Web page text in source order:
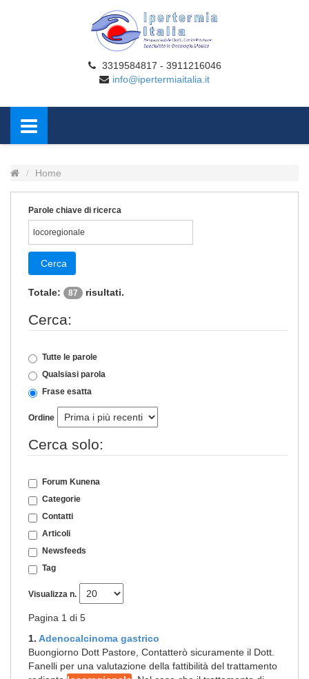
3319584817 - 3911216046
info@ipertermiaitalia.it
Home
Parole chiave di ricerca
Cerca
Totale: 87 risultati.
Cerca:
Tutte le parole
Qualsiasi parola
Frase esatta
Ordine
Cerca solo:
Forum Kunena
Categorie
Contatti
Articoli
Newsfeeds
Tag
Visualizza n.
Pagina 1 di 5
1. Adenocalcinoma gastrico
Buongiorno Dott Pastore, Contatterò sicuramente il Dott.
Fanelli per una valutazione della fattibilità del trattamento